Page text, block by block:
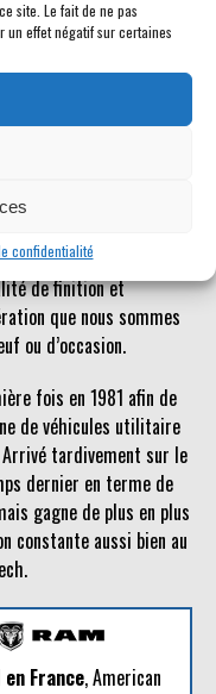
site. Le fait de ne pas
un effet négatif sur certaines
confidentialité
américaines en vente
les Dodge RAM-1500
selon les
carte grise française.
le meilleur service
américains, il fait
de finition et
que nous sommes
ou d’occasion.
fois en 1981 afin de
de véhicules utilitaire
tardivement sur le
dernier en terme de
gagne de plus en plus
constante aussi bien au
France, American